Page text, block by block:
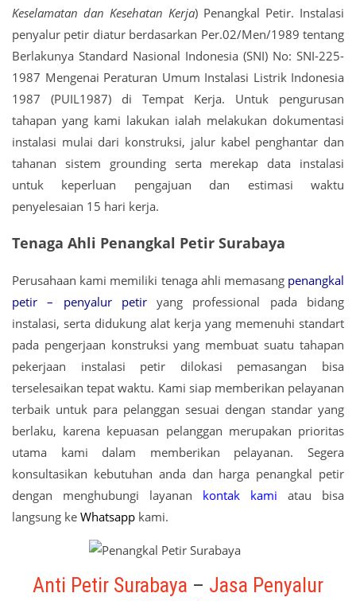
Keselamatan dan Kesehatan Kerja) Penangkal Petir. Instalasi
penyalur petir diatur berdasarkan Per.02/Men/1989 tentang
Berlakunya Standard Nasional Indonesia (SNI) No: SNI-225-
1987 Mengenai Peraturan Umum Instalasi Listrik Indonesia
1987 (PUIL1987) di Tempat Kerja. Untuk pengurusan
tahapan yang kami lakukan ialah melakukan dokumentasi
instalasi mulai dari konstruksi, jalur kabel penghantar dan
tahanan sistem grounding serta merekap data instalasi
untuk keperluan pengajuan dan estimasi waktu
penyelesaian 15 hari kerja.
Tenaga Ahli Penangkal Petir Surabaya
Perusahaan kami memiliki tenaga ahli memasang penangkal
petir – penyalur petiryang professional pada bidang
instalasi, serta didukung alat kerja yang memenuhi standart
pada pengerjaan konstruksi yang membuat suatu tahapan
pekerjaan instalasi petir dilokasi pemasangan bisa
terselesaikan tepat waktu. Kami siap memberikan pelayanan
terbaik untuk para pelanggan sesuai dengan standar yang
berlaku, karena kepuasan pelanggan merupakan prioritas
utama kami dalam memberikan pelayanan. Segera
konsultasikan kebutuhan anda dan harga penangkal petir
dengan menghubungi layanan kontak kami atau bisa
langsung ke Whatsapp kami.
Anti Petir Surabaya – Jasa Penyalur